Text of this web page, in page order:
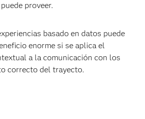
proveer.
basado en datos puede
enorme si se aplica el
a la comunicación con los
correcto del trayecto.